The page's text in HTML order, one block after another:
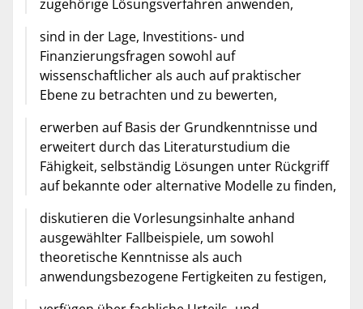
zugehörige Lösungsverfahren anwenden,
sind in der Lage, Investitions- und
Finanzierungsfragen sowohl auf
wissenschaftlicher als auch auf praktischer
Ebene zu betrachten und zu bewerten,
erwerben auf Basis der Grundkenntnisse und
erweitert durch das Literaturstudium die
Fähigkeit, selbständig Lösungen unter Rückgriff
auf bekannte oder alternative Modelle zu finden,
diskutieren die Vorlesungsinhalte anhand
ausgewählter Fallbeispiele, um sowohl
theoretische Kenntnisse als auch
anwendungsbezogene Fertigkeiten zu festigen,